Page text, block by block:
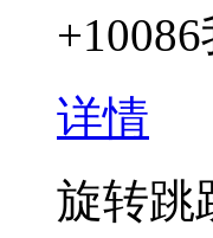
详情
旋转跳